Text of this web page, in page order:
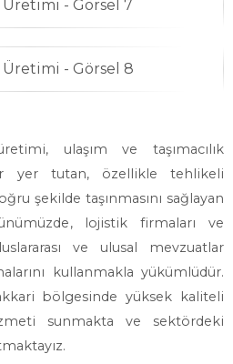
ulaşım ve taşımacılık
yer tutan, özellikle tehlikeli
şekilde taşınmasını sağlayan
lojistik firmaları ve
ve ulusal mevzuatlar
kullanmakla yükümlüdür.
bölgesinde yüksek kaliteli
sunmakta ve sektördeki